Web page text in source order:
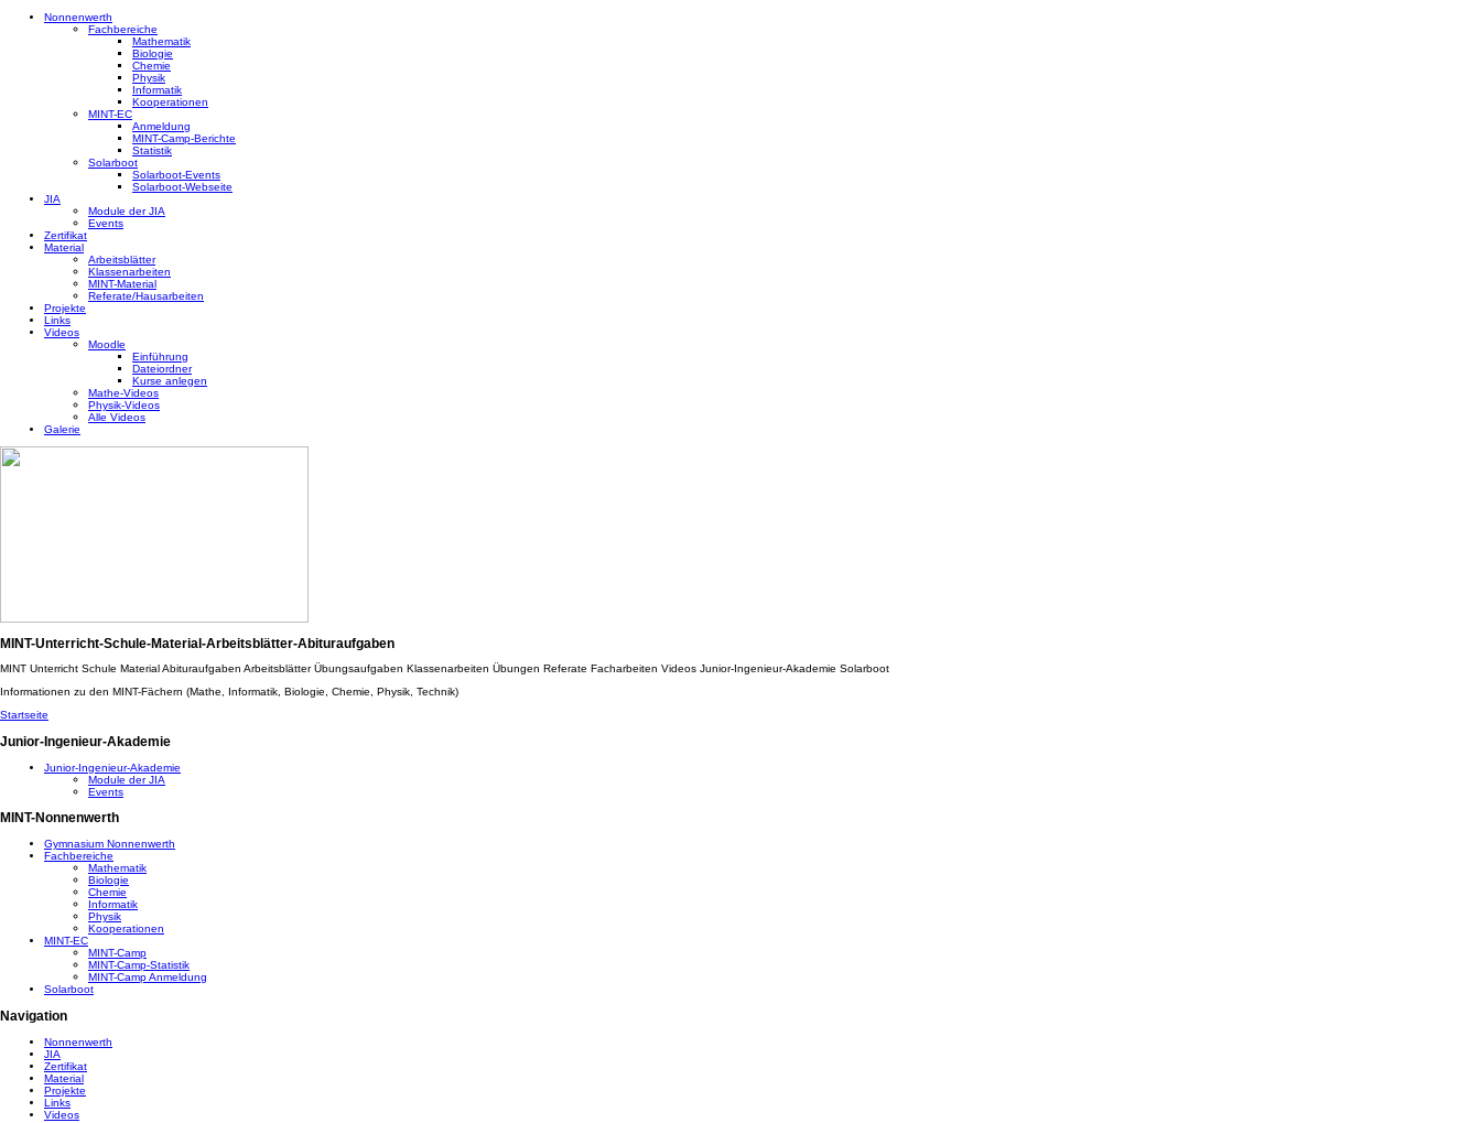
Nonnenwerth
Fachbereiche
Mathematik
Biologie
Chemie
Physik
Informatik
Kooperationen
MINT-EC
Anmeldung
MINT-Camp-Berichte
Statistik
Solarboot
Solarboot-Events
Solarboot-Webseite
JIA
Module der JIA
Events
Zertifikat
Material
Arbeitsblätter
Klassenarbeiten
MINT-Material
Referate/Hausarbeiten
Projekte
Links
Videos
Moodle
Einführung
Dateiordner
Kurse anlegen
Mathe-Videos
Physik-Videos
Alle Videos
Galerie
MINT-Unterricht-Schule-Material-Arbeitsblätter-Abituraufgaben
MINT Unterricht Schule Material Abituraufgaben Arbeitsblätter Übungsaufgaben Klassenarbeiten Übungen Referate Facharbeiten Videos Junior-Ingenieur-Akademie Solarboot
Informationen zu den MINT-Fächern (Mathe, Informatik, Biologie, Chemie, Physik, Technik)
Startseite
Junior-Ingenieur-Akademie
Junior-Ingenieur-Akademie
Module der JIA
Events
MINT-Nonnenwerth
Gymnasium Nonnenwerth
Fachbereiche
Mathematik
Biologie
Chemie
Informatik
Physik
Kooperationen
MINT-EC
MINT-Camp
MINT-Camp-Statistik
MINT-Camp Anmeldung
Solarboot
Navigation
Nonnenwerth
JIA
Zertifikat
Material
Projekte
Links
Videos